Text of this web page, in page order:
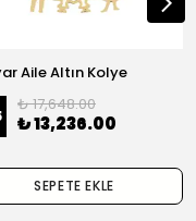
Aile Altın Kolye
₺ 17,648.00
₺ 13,236.00
SEPETE EKLE